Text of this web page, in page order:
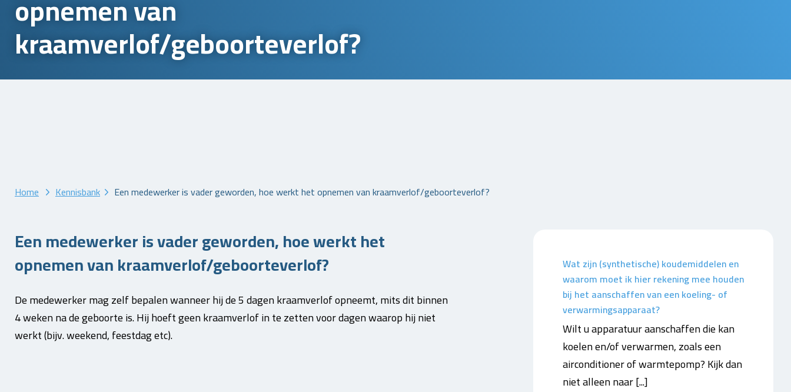
opnemen van
kraamverlof/geboorteverlof?
Home Kennisbank Een medewerker is vader geworden, hoe werkt het opnemen van kraamverlof/geboorteverlof?
Een medewerker is vader geworden, hoe werkt het
opnemen van kraamverlof/geboorteverlof?
De medewerker mag zelf bepalen wanneer hij de 5 dagen kraamverlof opneemt, mits dit binnen
4 weken na de geboorte is. Hij hoeft geen kraamverlof in te zetten voor dagen waarop hij niet
werkt (bijv. weekend, feestdag etc).
Wat zijn (synthetische) koudemiddelen en
waarom moet ik hier rekening mee houden
bij het aanschaffen van een koeling- of
verwarmingsapparaat?
Wilt u apparatuur aanschaffen die kan
koelen en/of verwarmen, zoals een
airconditioner of warmtepomp? Kijk dan
niet alleen naar [...]